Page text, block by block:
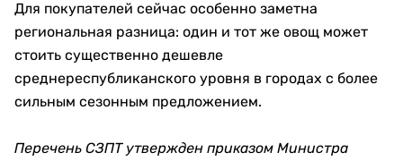
Для покупателей сейчас особенно заметна
региональная разница: один и тот же овощ может
стоить существенно дешевле
среднереспубликанского уровня в городах с более
сильным сезонным предложением.
Перечень СЗПТ утвержден приказом Министра